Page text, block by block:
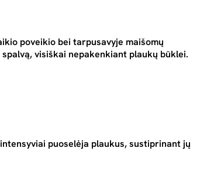
poveikio bei tarpusavyje maišomų
visiškai nepakenkiant plaukų būklei.
puoselėja plaukus, sustiprinant jų